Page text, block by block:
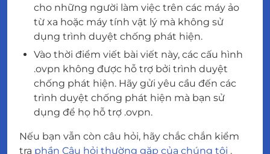
cho những người làm việc trên các máy ảo
từ xa hoặc máy tính vật lý mà không sử
dụng trình duyệt chống phát hiện.
Vào thời điểm viết bài viết này, các cấu hình
.ovpn không được hỗ trợ bởi trình duyệt
chống phát hiện. Hãy gửi yêu cầu đến các
trình duyệt chống phát hiện mà bạn sử
dụng để họ hỗ trợ .ovpn.
Nếu bạn vẫn còn câu hỏi, hãy chắc chắn kiểm
tra phần Câu hỏi thường gặp của chúng tôi .